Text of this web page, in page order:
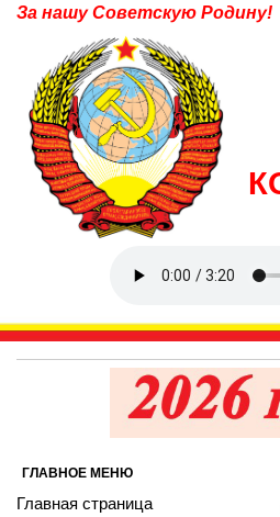
За нашу Советскую Родину!
ГЛАВНОЕ МЕНЮ
Главная страница